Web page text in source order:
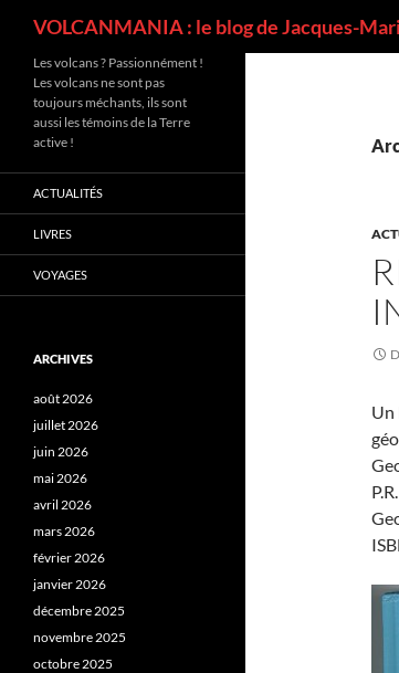
VOLCANMANIA : le blog de Jacques-
Un
Les volcans ? Passionnément !
Les volcans ne sont pas
toujours méchants, ils sont
aussi les témoins de la Terre
active !
ACTUALITÉS
LIVRES
VOYAGES
ARCHIVES
août 2026
juillet 2026
juin 2026
mai 2026
avril 2026
mars 2026
février 2026
janvier 2026
décembre 2025
novembre 2025
octobre 2025